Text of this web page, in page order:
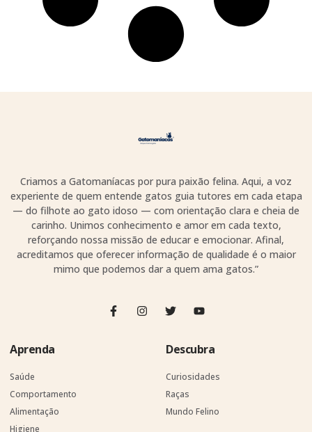
Criamos a Gatomaníacas por pura paixão felina. Aqui, a voz
experiente de quem entende gatos guia tutores em cada etapa
— do filhote ao gato idoso — com orientação clara e cheia de
carinho. Unimos conhecimento e amor em cada texto,
reforçando nossa missão de educar e emocionar. Afinal,
acreditamos que oferecer informação de qualidade é o maior
mimo que podemos dar a quem ama gatos.”
Aprenda
Saúde
Comportamento
Alimentação
Higiene
Descubra
Curiosidades
Raças
Mundo Felino